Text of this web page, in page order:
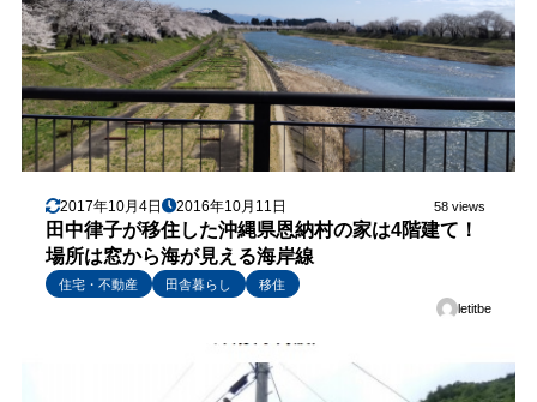
2017年10月4日 2016年10月11日 58 views
田中律子が移住した沖縄県恩納村の家は4階建て！
場所は窓から海が見える海岸線
住宅・不動産 田舎暮らし
移住
letitbe